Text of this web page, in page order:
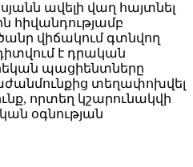
ավելի վաղ հայտնել
հիվանդությամբ
վիճակում գտնվող
է դրական
պացիենտները
տեղափոխվել
որտեղ կշարունակվի
օգնության